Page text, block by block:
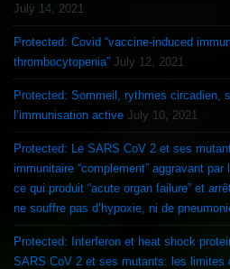
July 14, 2021
Protected: Covid “vaccine-induced
thrombocytopenia” July 12, 2021
Protected: Sommeil, rythmes circadien,
l’immunisation active July 10, 2021
Protected: Le SARS CoV 2 et ses
immunitaire “complement” aggravant par
ce qui produit “acute organ failure” et
ne souffre pas d’hypoxie, ni de
Protected: Interferon et heat shock
SARS CoV 2 et ses mutants: les limites